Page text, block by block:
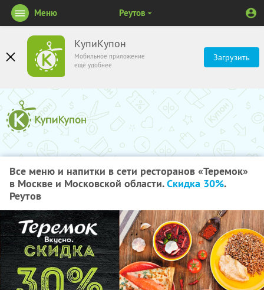
КупиКупон
Мобильное приложение
ещё удобнее
Загрузить
Меню Реутов
Все меню и напитки в сети ресторанов «Теремок»
в Москве и Московской области.Скидка 30%.
Реутов